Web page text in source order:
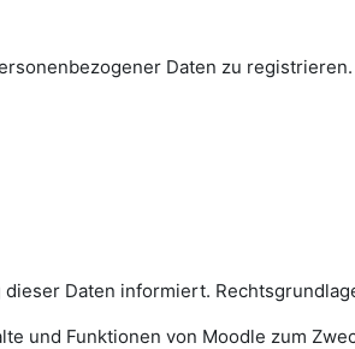
Daten zu
Daten informiert.
und Funktionen von Moodle zum